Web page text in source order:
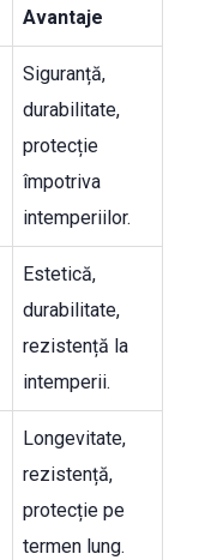
Avantaje
Siguranță,
durabilitate,
protecție
împotriva
intemperiilor.
Estetică,
durabilitate,
rezistență la
intemperii.
Longevitate,
rezistență,
protecție pe
termen lung.